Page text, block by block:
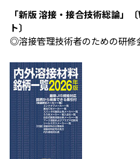
「新版 溶接・接合技術総論」
ト〕
◎溶接管理技術者のための研修